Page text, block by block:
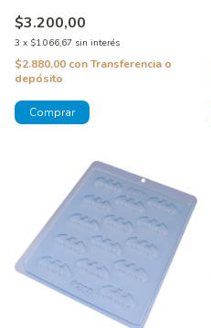
$3.200,00
3 x $1.066,67 sin interés
$2.880,00 conTransferencia o
depósito